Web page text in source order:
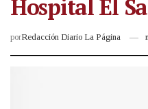
Hospital El
porRedacción Diario La Página